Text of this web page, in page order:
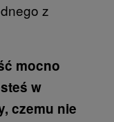
z
mocno
w
czemu nie